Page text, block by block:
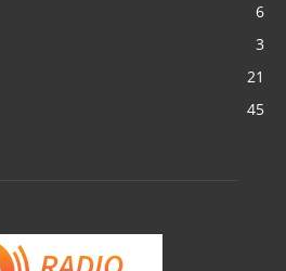
6
3
21
45